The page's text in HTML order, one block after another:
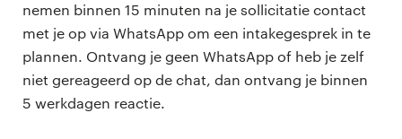
nemen binnen 15 minuten na je sollicitatie contact
met je op via WhatsApp om een intakegesprek in te
plannen. Ontvang je geen WhatsApp of heb je zelf
niet gereageerd op de chat, dan ontvang je binnen
5 werkdagen reactie.